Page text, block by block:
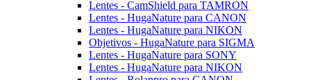
Lentes - CamShield para TAMRON
Lentes - HugaNature para CANON
Lentes - HugaNature para NIKON
Objetivos - HugaNature para SIGMA
Lentes - HugaNature para SONY
Lentes - HugaNature para NIKON